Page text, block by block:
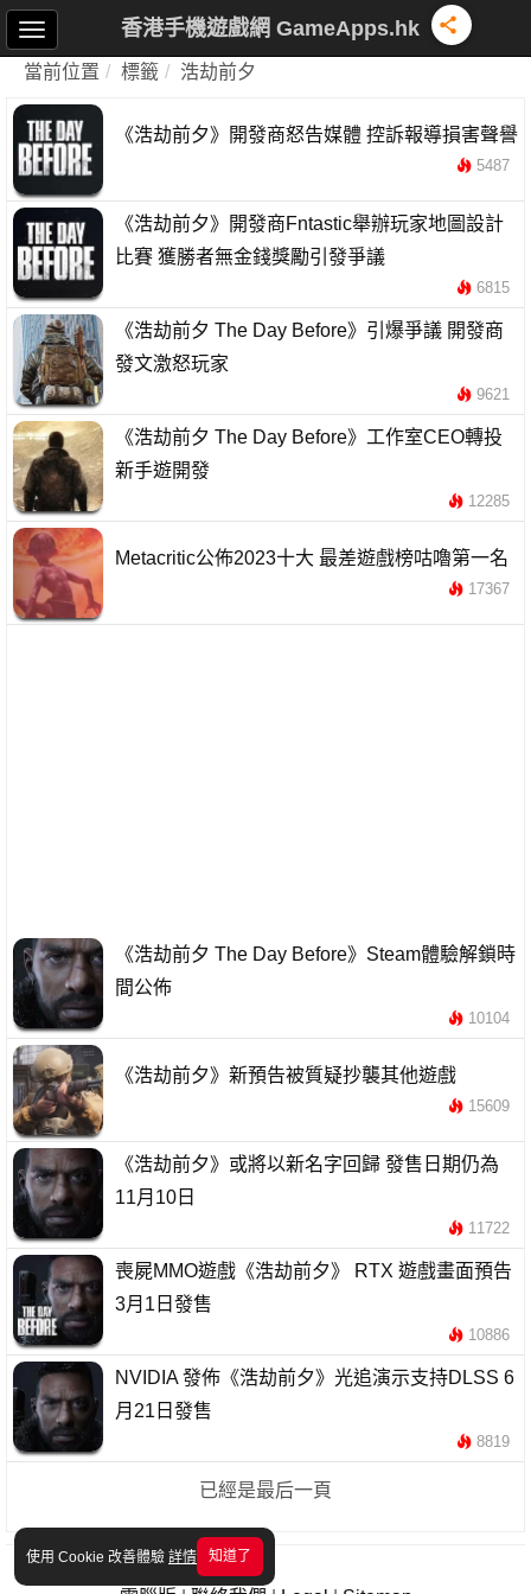
使用 Cookie 改善體驗 詳情 知道了
香港手機遊戲網 GameApps.hk
當前位置 標籤 浩劫前夕
《浩劫前夕》開發商怒告媒體 控訴報導損害聲譽
5487
《浩劫前夕》開發商Fntastic舉辦玩家地圖設計
比賽 獲勝者無金錢獎勵引發爭議
6815
《浩劫前夕 The Day Before》引爆爭議 開發商
發文激怒玩家
9621
《浩劫前夕 The Day Before》工作室CEO轉投
新手遊開發
12285
Metacritic公佈2023十大 最差遊戲榜咕嚕第一名
17367
《浩劫前夕 The Day Before》Steam體驗解鎖時
間公佈
10104
《浩劫前夕》新預告被質疑抄襲其他遊戲
15609
《浩劫前夕》或將以新名字回歸 發售日期仍為
11月10日
11722
喪屍MMO遊戲《浩劫前夕》 RTX 遊戲畫面預告
3月1日發售
10886
NVIDIA 發佈《浩劫前夕》光追演示支持DLSS 6
月21日發售
8819
已經是最后一頁